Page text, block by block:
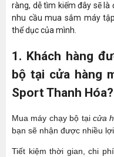
ràng, dễ tìm kiếm đây sẽ
nhu cầu mua sắm máy
thể dục của mình.
1. Khách hàng
bộ tại cửa hàng
Sport Thanh Hóa?
Mua máy chạy bộ tại cửa
bạn sẽ nhận được nhiều
Tiết kiệm thời gian, chi